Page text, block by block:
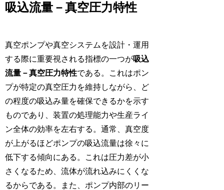
吸込流量－真空圧力特性
真空ポンプや真空システムを設計・運用
する際に重要視される指標の一つが吸込
流量－真空圧力特性である。これはポン
プが特定の真空圧力を維持しながら、ど
の程度の吸込み量を確保できるかを示す
ものであり、装置の処理能力や生産ライ
ン全体の効率を左右する。通常、真空度
が上がるほどポンプの吸込流量は徐々に
低下する傾向にある。これは圧力差が小
さくなるため、流体が流れ込みにくくな
るからである。また、ポンプ内部のリー